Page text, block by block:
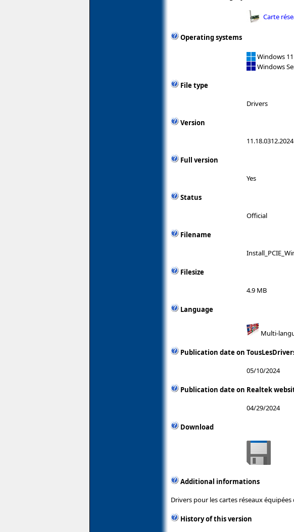
Carte
Operating systems
Windows
Windows
File type
Drivers
Version
Full version
Yes
Status
Official
Filename
Filesize
4.9 MB
Language
Multi-
Publication date on
05/10/2024
Publication date on Realtek
04/29/2024
Download
Additional informations
Drivers pour les cartes réseaux
History of this version